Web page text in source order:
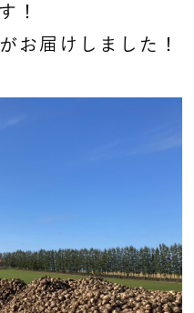
！
お届けしました！